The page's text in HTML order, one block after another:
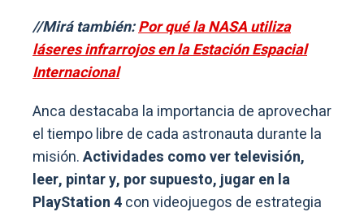
//Mirá también:Por qué la NASA utiliza
láseres infrarrojos en la Estación Espacial
Internacional
Anca destacaba la importancia de aprovechar
el tiempo libre de cada astronauta durante la
misión.Actividades como ver televisión,
leer, pintar y, por supuesto, jugar en la
PlayStation 4con videojuegos de estrategia